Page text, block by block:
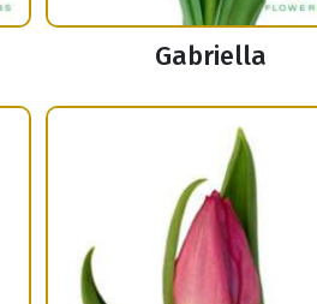
Gabriella